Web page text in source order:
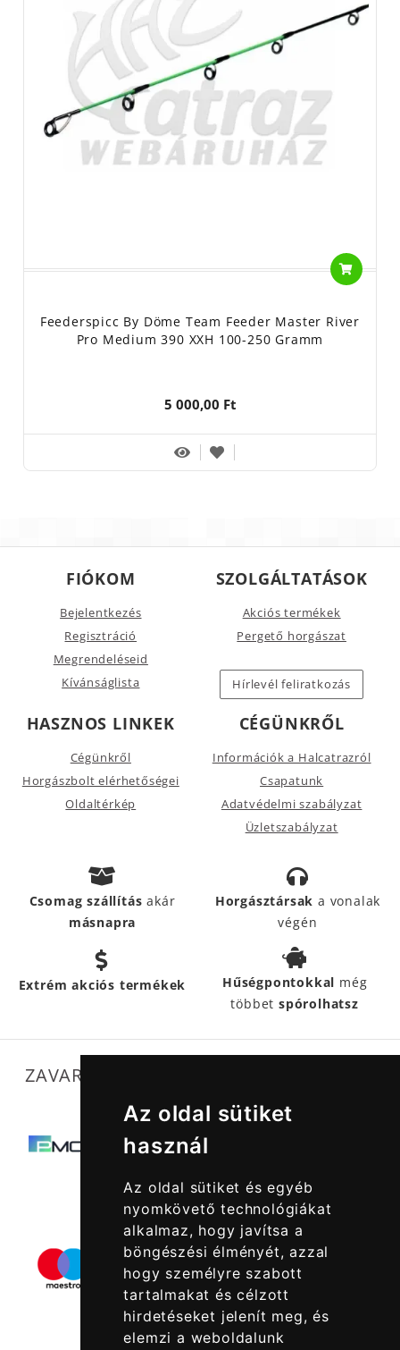
Az oldal sütiket
használ
Az oldal sütiket és egyéb
nyomkövető technológiákat
alkalmaz, hogy javítsa a
böngészési élményét, azzal
hogy személyre szabott
tartalmakat és célzott
hirdetéseket jelenít meg, és
elemzi a weboldalunk
Feederspicc By Döme Team Feeder Master River
Pro Medium 390 XXH 100-250 Gramm
5 000,00 Ft
FIÓKOM
Bejelentkezés
Regisztráció
Megrendeléseid
Kívánságlista
SZOLGÁLTATÁSOK
Akciós termékek
Pergető horgászat
Hírlevél feliratkozás
HASZNOS LINKEK
Cégünkről
Horgászbolt elérhetőségei
Oldaltérkép
CÉGÜNKRŐL
Információk a Halcatrazról
Csapatunk
Adatvédelmi szabályzat
Üzletszabályzat
Csomag szállításakár
másnapra
Horgásztársak a vonalak
végén
Extrém akciós termékek Hűségpontokkal még
többetspórolhatsz
ZAVARTALAN MŰKÖDÉSÜNKET SEGÍTIK